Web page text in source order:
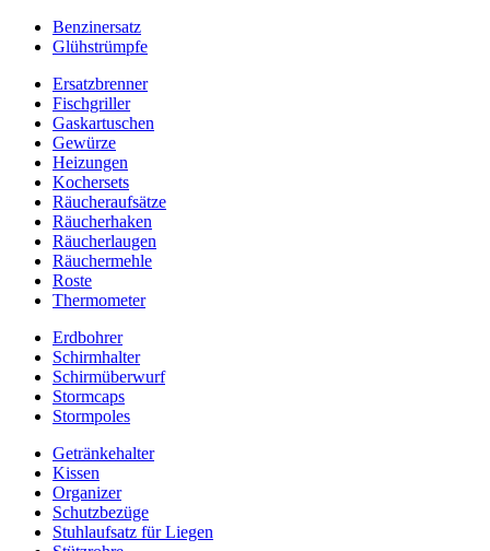
Benzinersatz
Glühstrümpfe
Ersatzbrenner
Fischgriller
Gaskartuschen
Gewürze
Heizungen
Kochersets
Räucheraufsätze
Räucherhaken
Räucherlaugen
Räuchermehle
Roste
Thermometer
Erdbohrer
Schirmhalter
Schirmüberwurf
Stormcaps
Stormpoles
Getränkehalter
Kissen
Organizer
Schutzbezüge
Stuhlaufsatz für Liegen